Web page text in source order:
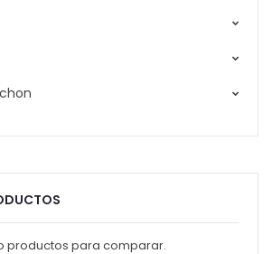
productos para comparar.